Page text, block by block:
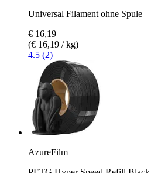
Universal Filament ohne Spule
€ 16,19
(€ 16,19 / kg)
4.5 (2)
AzureFilm